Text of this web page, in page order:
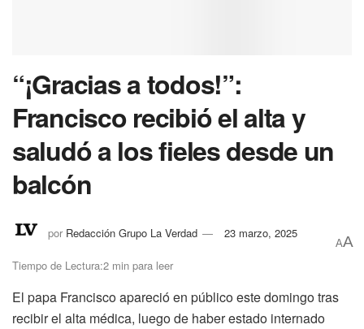
“¡Gracias a todos!”:
Francisco recibió el alta y
saludó a los fieles desde un
balcón
por Redacción Grupo La Verdad 23 marzo, 2025
Tiempo de Lectura:2 min para leer
AA
El papa Francisco apareció en público este domingo tras
recibir el alta médica, luego de haber estado internado